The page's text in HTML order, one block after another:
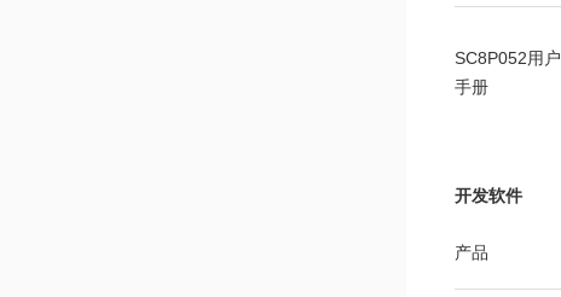
SC8P052用户
手册
开发软件
产品